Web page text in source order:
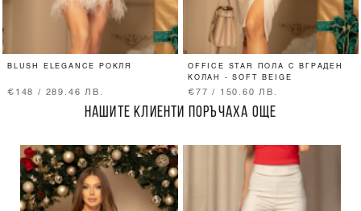
BLUSH ELEGANCE РОКЛЯ
€148 / 289.46 ЛВ.
OFFICE STAR ПОЛА С ВГРАДЕН
КОЛАН - SOFT BEIGE
€77 / 150.60 ЛВ.
НАШИТЕ КЛИЕНТИ ПОРЪЧАХА ОЩЕ